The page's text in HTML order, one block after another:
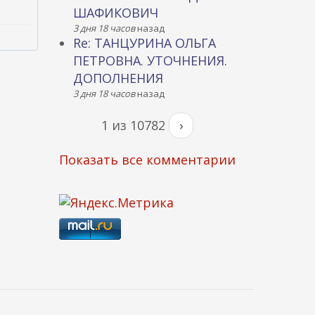
ШАФИКОВИЧ
3 дня 18 часовназад
Re: ТАНЦУРИНА ОЛЬГА
ПЕТРОВНА. УТОЧНЕНИЯ.
ДОПОЛНЕНИЯ
3 дня 18 часовназад
1 из 10782 ›
Показать все комментарии